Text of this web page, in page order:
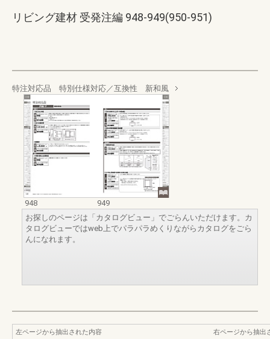
リビング建材 受発注編 948-949(950-951)
特注対応品 特別仕様対応／互換性 新和風
948
949
お探しのページは「カタログビュー」でごらんいただけます。カ
タログビューではweb上でパラパラめくりながらカタログをごら
んになれます。
左ページから抽出された内容
右ページから抽出